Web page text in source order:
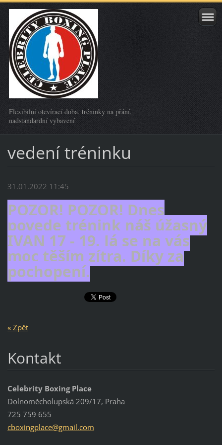
Flexibilní otevírací doba, tréninky na přání,
nadstandardní vybavení
vedení tréninku
31.01.2022 11:45
POZOR! POZOR! Dnes
povede trénink náš úžasný
IVAN 17 - 19. Já se na vás
moc těším zítra. Díky za
pochopení.
« Zpět
Kontakt
Celebrity Boxing Place
Dolnoměcholupská 209/17, Praha
725 759 655
cboxingplace@gmail.com